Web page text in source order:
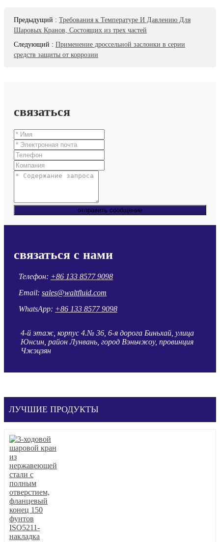
Предыдущий : Требования к Температуре И Давлению Для
Шаровых Кранов, Состоящих из трех частей
Следующий : Применение дроссельной заслонки в серии
средств защиты от коррозии
связаться
отправить сообщение
связаться с нами
Телефон: +86 133 8577 9098
Email: sales@waltfluid.com
WhatsApp: +86 133 8577 9098
4-й этаж, корпус 4.№ 36, 6-я дорога Биньхай, улица
Юнсин, район Лунвань, город Вэньчжоу, провинция
Чжэцзян
ЛУЧШИЕ ПРОДУКТЫ